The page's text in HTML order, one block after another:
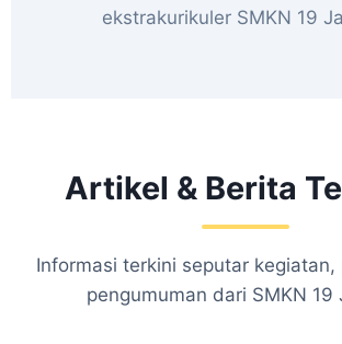
ekstrakurikuler SMKN 19
Artikel & Berita
Informasi terkini seputar kegiatan,
pengumuman dari SMKN 19